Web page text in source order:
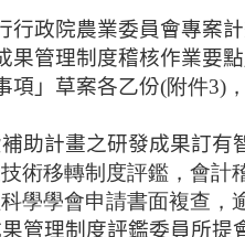
行政院農業委員會專案
果管理制度稽核作業要
項」草案各乙份(附件3)
助計畫之研發成果訂
術移轉制度評鑑，會計
學學會申請書面複查，
管理制度評鑑委員所